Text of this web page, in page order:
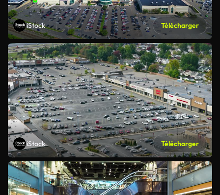
iStock Télécharger
iStock Télécharger